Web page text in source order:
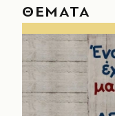
ΘΕΜΑΤΑ